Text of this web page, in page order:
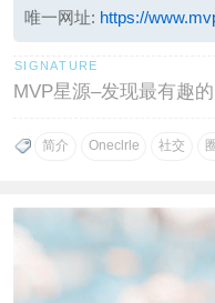
唯一网址: https://
MVP星源–发现最有趣
简介 Oneclrle 社交